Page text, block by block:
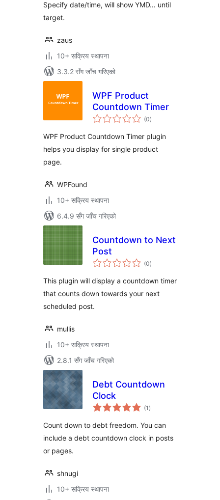
Specify date/time, will show YMD… until
target.
zaus
10+ सक्रिय स्थापना
3.3.2 सँग जाँच गरिएको
WPF Product
Countdown Timer
(0कुल
रेटिङ्गहरू
)
WPF Product Countdown Timer plugin
helps you display for single product
page.
WPFound
10+ सक्रिय स्थापना
6.4.9 सँग जाँच गरिएको
Countdown to Next
Post
(0कुल
रेटिङ्गहरू
)
This plugin will display a countdown timer
that counts down towards your next
scheduled post.
mullis
10+ सक्रिय स्थापना
2.8.1 सँग जाँच गरिएको
Debt Countdown
Clock
(1 कुल
रेटिङ्गहरू
)
Count down to debt freedom. You can
include a debt countdown clock in posts
or pages.
shnugi
10+ सक्रिय स्थापना